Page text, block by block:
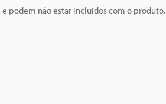
podem não estar incluídos com o produto.